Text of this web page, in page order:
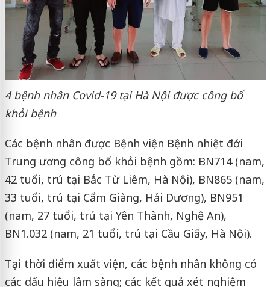
4 bệnh nhân Covid-19 tại Hà Nội được công bố
khỏi bệnh
Các bệnh nhân được Bệnh viện Bệnh nhiệt đới
Trung ương công bố khỏi bệnh gồm: BN714 (nam,
42 tuổi, trú tại Bắc Từ Liêm, Hà Nội), BN865 (nam,
33 tuổi, trú tại Cẩm Giàng, Hải Dương), BN951
(nam, 27 tuổi, trú tại Yên Thành, Nghệ An),
BN1.032 (nam, 21 tuổi, trú tại Cầu Giấy, Hà Nội).
Tại thời điểm xuất viện, các bệnh nhân không có
các dấu hiệu lâm sàng; các kết quả xét nghiệm